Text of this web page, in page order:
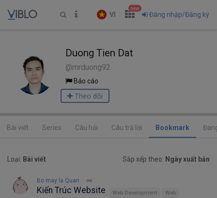
VI
new
Đăng nhập/Đăng ký
Duong Tien Dat
@mrduong92
Báo cáo
Theo dõi
Bài viết Series Câu hỏi Câu trả lời Bookmark
Loại: Bài viết Sắp xếp theo: Ngày xuất bản
Bo may la Quan
Kiến Trúc Website Web Development Web